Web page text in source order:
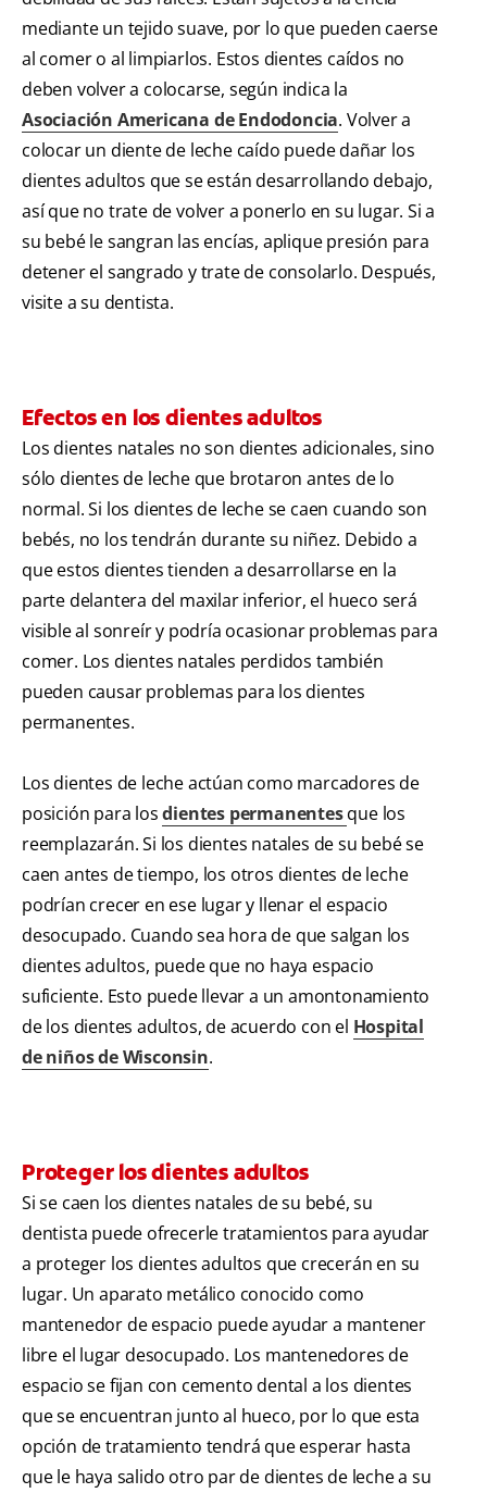
mediante un tejido suave, por lo que pueden caerse
al comer o al limpiarlos. Estos dientes caídos no
deben volver a colocarse, según indica la
Asociación Americana de Endodoncia. Volver a
colocar un diente de leche caído puede dañar los
dientes adultos que se están desarrollando debajo,
así que no trate de volver a ponerlo en su lugar. Si a
su bebé le sangran las encías, aplique presión para
detener el sangrado y trate de consolarlo. Después,
visite a su dentista.
Efectos en los dientes adultos
Los dientes natales no son dientes adicionales, sino
sólo dientes de leche que brotaron antes de lo
normal. Si los dientes de leche se caen cuando son
bebés, no los tendrán durante su niñez. Debido a
que estos dientes tienden a desarrollarse en la
parte delantera del maxilar inferior, el hueco será
visible al sonreír y podría ocasionar problemas para
comer. Los dientes natales perdidos también
pueden causar problemas para los dientes
permanentes.
Los dientes de leche actúan como marcadores de
posición para losdientes permanentesque los
reemplazarán. Si los dientes natales de su bebé se
caen antes de tiempo, los otros dientes de leche
podrían crecer en ese lugar y llenar el espacio
desocupado. Cuando sea hora de que salgan los
dientes adultos, puede que no haya espacio
suficiente. Esto puede llevar a un amontonamiento
de los dientes adultos, de acuerdo con el Hospital
de niños de Wisconsin.
Proteger los dientes adultos
Si se caen los dientes natales de su bebé, su
dentista puede ofrecerle tratamientos para ayudar
a proteger los dientes adultos que crecerán en su
lugar. Un aparato metálico conocido como
mantenedor de espacio puede ayudar a mantener
libre el lugar desocupado. Los mantenedores de
espacio se fijan con cemento dental a los dientes
que se encuentran junto al hueco, por lo que esta
opción de tratamiento tendrá que esperar hasta
que le haya salido otro par de dientes de leche a su